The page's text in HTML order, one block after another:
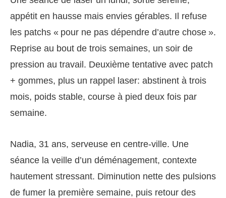
appétit en hausse mais envies gérables. Il refuse
les patchs « pour ne pas dépendre d’autre chose ».
Reprise au bout de trois semaines, un soir de
pression au travail. Deuxième tentative avec patch
+ gommes, plus un rappel laser: abstinent à trois
mois, poids stable, course à pied deux fois par
semaine.
Nadia, 31 ans, serveuse en centre-ville. Une
séance la veille d’un déménagement, contexte
hautement stressant. Diminution nette des pulsions
de fumer la première semaine, puis retour des